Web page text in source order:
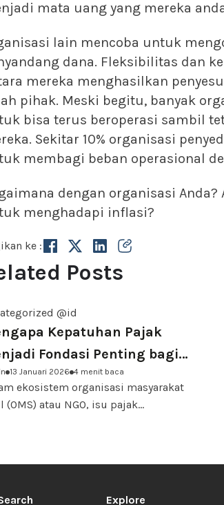
mata uang yang mereka
lain mencoba untuk
dana. Fleksibilitas dan
mereka menghasilkan
pihak. Meski begitu, banyak
bisa terus beroperasi sambil
Sekitar 10% organisasi
membagi beban operasional
dengan organisasi
menghadapi inflasi?
ke :
Posts
@id
Kepatuhan Pajak
Fondasi Penting bagi
NGO di Indonesia
13 Januari 2026 4 menit baca
ekosistem organisasi masyarakat
(OMS) atau NGO, isu pajak...
Explore